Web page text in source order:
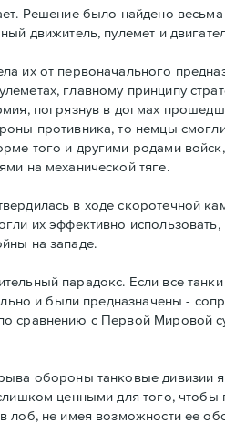
Решение было найдено
движитель, пулемет и
их от первоначального
главному принципу
погрязнув в догмах
противника, то немцы
того и другими родами
на механической тяге.
в ходе скоротечной
их эффективно
на западе.
парадокс. Если все
и были предназначены -
сравнению с Первой
обороны танковые дивизии
ценными для того, чтобы
лоб, не имея возможности ее